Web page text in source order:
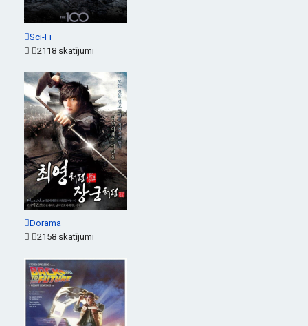
Sci-Fi
2118 skatījumi
Dorama
2158 skatījumi